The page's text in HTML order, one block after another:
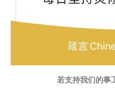
若支持我们的事